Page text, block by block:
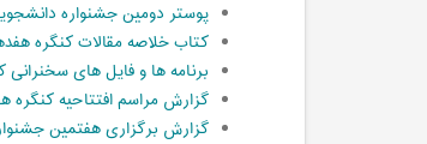
پوستر دومین جشنواره
کتاب خلاصه مقالات کنگره
برنامه ها و فایل های
گزارش مراسم افتتاحیه کنگره
گزارش برگزاری هفتمین